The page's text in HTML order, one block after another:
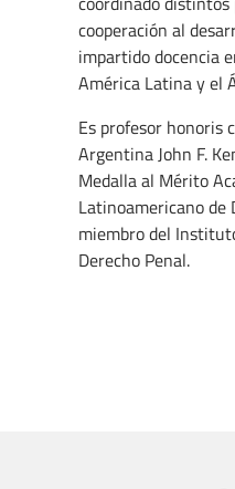
cooperación al
impartido docencia
América Latina y el
Es profesor honoris
Argentina John F.
Medalla al Mérito
Latinoamericano de
miembro del
Derecho Penal.